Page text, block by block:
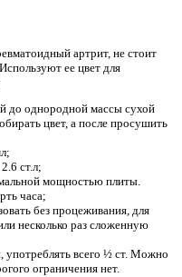
артрит, не стоит
ее цвет для
до однородной массы сухой
цвет, а после просушить
ст.л;
мощностью плиты.
часа;
без процеживания, для
несколько раз сложенную
всего ½ ст. Можно
ограничения нет.